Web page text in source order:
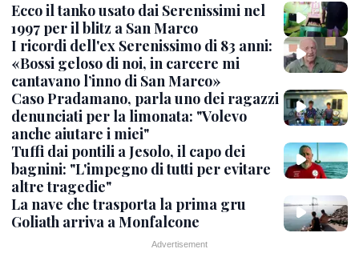
Ecco il tanko usato dai Serenissimi nel
1997 per il blitz a San Marco
I ricordi dell'ex Serenissimo di 83 anni:
«Bossi geloso di noi, in carcere mi
cantavano l’inno di San Marco»
Caso Pradamano, parla uno dei ragazzi
denunciati per la limonata: "Volevo
anche aiutare i miei"
Tuffi dai pontili a Jesolo, il capo dei
bagnini: "L'impegno di tutti per evitare
altre tragedie"
La nave che trasporta la prima gru
Goliath arriva a Monfalcone